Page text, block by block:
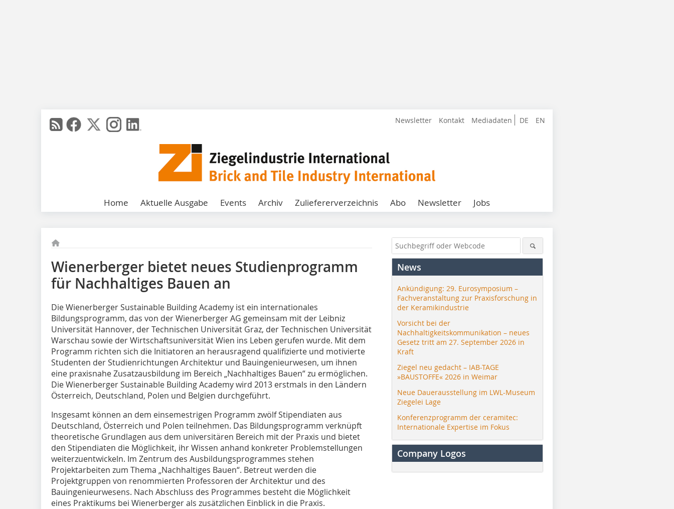
DE EN
Newsletter Kontakt Mediadaten
Home Aktuelle Ausgabe Events Archiv Zuliefererverzeichnis Abo Newsletter Jobs
Wienerberger bietet neues Studienprogramm
für Nachhaltiges Bauen an
Die Wienerberger Sustainable Building Academy ist ein internationales
Bildungsprogramm, das von der Wienerberger AG gemeinsam mit der Leibniz
Universität Hannover, der Technischen Universität Graz, der Technischen Universität
Warschau sowie der Wirtschaftsuniversität Wien ins Leben gerufen wurde. Mit dem
Programm richten sich die Initiatoren an herausragend qualifizierte und motivierte
Studenten der Studienrichtungen Architektur und Bauingenieurwesen, um ihnen
eine praxisnahe Zusatzausbildung im Bereich „Nachhaltiges Bauen“ zu ermöglichen.
Die Wienerberger Sustainable Building Academy wird 2013 erstmals in den Ländern
Österreich, Deutschland, Polen und Belgien durchgeführt.
Insgesamt können an dem einsemestrigen Programm zwölf Stipendiaten aus
Deutschland, Österreich und Polen teilnehmen. Das Bildungsprogramm verknüpft
theoretische Grundlagen aus dem universitären Bereich mit der Praxis und bietet
den Stipendiaten die Möglichkeit, ihr Wissen anhand konkreter Problemstellungen
weiterzuentwickeln. Im Zentrum des Ausbildungsprogrammes stehen
Projektarbeiten zum Thema „Nachhaltiges Bauen“. Betreut werden die
Projektgruppen von renommierten Professoren der Architektur und des
Bauingenieurwesens. Nach Abschluss des Programmes ­besteht die Möglichkeit
eines Praktikums bei ­Wienerberger als zusätzlichen Einblick in die Praxis.
News
Ankündigung: 29. Eurosymposium –
Fachveranstaltung zur Praxisforschung in
der Keramikindustrie
Vorsicht bei der
Nachhaltigkeitskommunikation – neues
Gesetz tritt am 27. September 2026 in
Kraft
Ziegel neu gedacht – IAB-TAGE
»BAUSTOFFE« 2026 in Weimar
Neue Dauerausstellung im LWL-Museum
Ziegelei Lage
Konferenzprogramm der ceramitec:
Internationale Expertise im Fokus
Company Logos